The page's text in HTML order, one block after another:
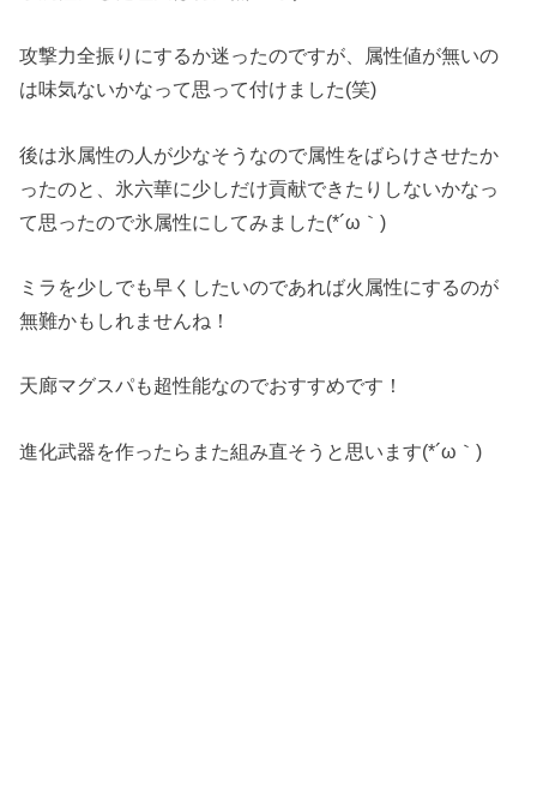
攻撃力全振りにするか迷ったのですが、属性値が無いの
は味気ないかなって思って付けました(笑)
後は氷属性の人が少なそうなので属性をばらけさせたか
ったのと、氷六華に少しだけ貢献できたりしないかなっ
て思ったので氷属性にしてみました(*´ω｀)
ミラを少しでも早くしたいのであれば火属性にするのが
無難かもしれませんね！
天廊マグスパも超性能なのでおすすめです！
進化武器を作ったらまた組み直そうと思います(*´ω｀)